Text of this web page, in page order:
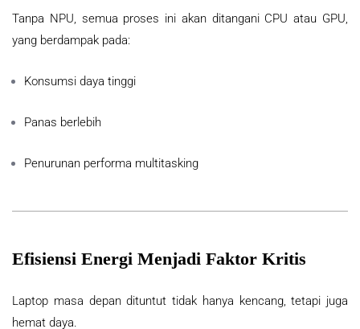
Tanpa NPU, semua proses ini akan ditangani CPU atau GPU,
yang berdampak pada:
Konsumsi daya tinggi
Panas berlebih
Penurunan performa multitasking
Efisiensi Energi Menjadi Faktor Kritis
Laptop masa depan dituntut tidak hanya kencang, tetapi juga
hemat daya.